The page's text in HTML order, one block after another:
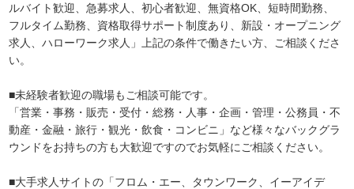
ルバイト歓迎、急募求人、初心者歓迎、無資格OK、短時間勤務、
フルタイム勤務、資格取得サポート制度あり、新設・オープニング
求人、ハローワーク求人」上記の条件で働きたい方、ご相談くださ
い。
■未経験者歓迎の職場もご相談可能です。
「営業・事務・販売・受付・総務・人事・企画・管理・公務員・不
動産・金融・旅行・観光・飲食・コンビニ」など様々なバックグラ
ウンドをお持ちの方も大歓迎ですのでお気軽にご相談ください。
■大手求人サイトの「フロム・エー、タウンワーク、イーアイデ